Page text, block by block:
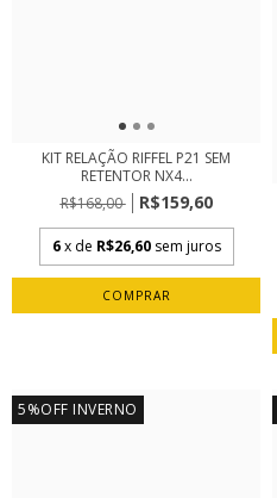
KIT RELAÇÃO RIFFEL P21 SEM
RETENTOR NX4...
R$168,00
R$159,60
6 x de R$26,60 sem juros
5%OFF INVERNO